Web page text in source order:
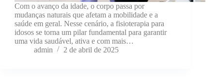
Com o avanço da idade, o corpo passa por
mudanças naturais que afetam a mobilidade e a
saúde em geral. Nesse cenário, a fisioterapia para
idosos se torna um pilar fundamental para garantir
uma vida saudável, ativa e com mais…
admin
2 de abril de 2025